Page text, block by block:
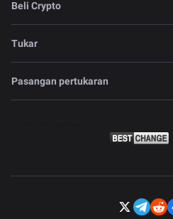
Beli Crypto
Tukar
Pasangan pertukaran